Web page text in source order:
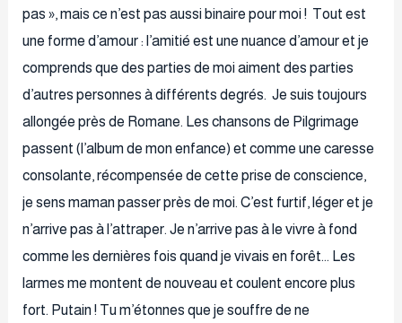
pas », mais ce n’est pas aussi binaire pour moi ! Tout est
une forme d’amour : l’amitié est une nuance d’amour et je
comprends que des parties de moi aiment des parties
d’autres personnes à différents degrés. Je suis toujours
allongée près de Romane. Les chansons de Pilgrimage
passent (l’album de mon enfance) et comme une caresse
consolante, récompensée de cette prise de conscience,
je sens maman passer près de moi. C’est furtif, léger et je
n’arrive pas à l’attraper. Je n’arrive pas à le vivre à fond
comme les dernières fois quand je vivais en forêt… Les
larmes me montent de nouveau et coulent encore plus
fort. Putain ! Tu m’étonnes que je souffre de ne